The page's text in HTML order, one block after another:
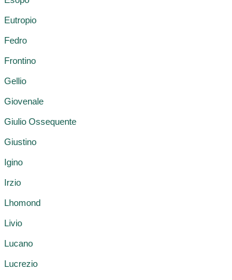
Eutropio
Fedro
Frontino
Gellio
Giovenale
Giulio Ossequente
Giustino
Igino
Irzio
Lhomond
Livio
Lucano
Lucrezio